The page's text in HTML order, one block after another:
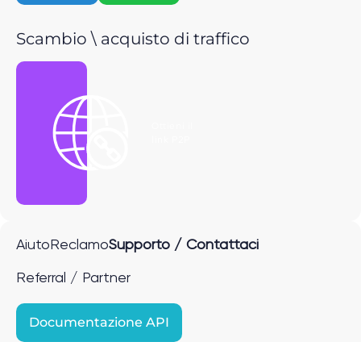
Scambio \ acquisto di traffico
Aiuto ReclamoSupporto / Contattaci
Referral / Partner
Documentazione API